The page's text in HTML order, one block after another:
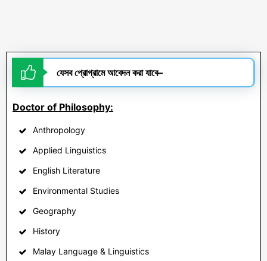
যেসবপ্রোগ্রামেআবেদন করা যাবে–
Doctor of Philosophy:
Anthropology
Applied Linguistics
English Literature
Environmental Studies
Geography
History
Malay Language & Linguistics